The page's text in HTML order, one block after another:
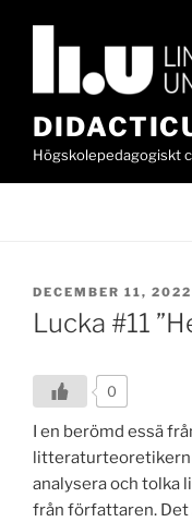
Högskolepedagogiskt
POSTED
ON
DECEMBER 11, 2022
Lucka #11
0
I en berömd essä
litteraturteoretikern
analysera och tolka
från författaren. Det